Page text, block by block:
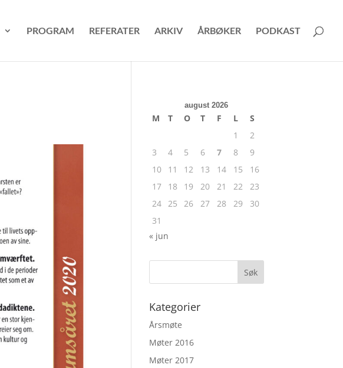
PROGRAM REFERATER ARKIV ÅRBØKER PODKAST
august 2026
M T O T F L
S
1
2
3
4 5 6 7 8
9
10
11 12 13 14 15
16
17
18 19 20 21 22
23
24 25 26 27 28 29
30
31
« jun
Kategorier
Årsmøte
Møter 2016
Møter 2017